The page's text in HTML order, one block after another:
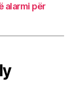
alarmi për